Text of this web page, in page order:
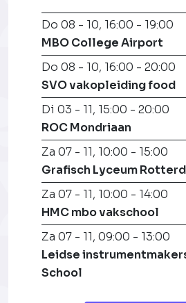
Do 08 - 10, 16:00 - 19:00
MBO College Airport
Do 08 - 10, 16:00 - 20:00
SVO vakopleiding food
Di 03 - 11, 15:00 - 20:00
ROC Mondriaan
Za 07 - 11, 10:00 - 15:00
Grafisch Lyceum
Za 07 - 11, 10:00 - 14:00
HMC mbo vakschool
Za 07 - 11, 09:00 - 13:00
Leidse
School